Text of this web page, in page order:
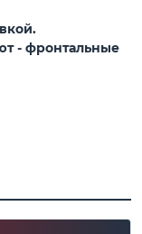
- фронтальные